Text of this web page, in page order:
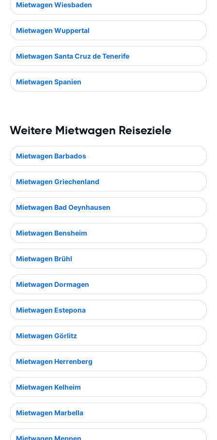
Mietwagen Wiesbaden
Mietwagen Wuppertal
Mietwagen Santa Cruz de Tenerife
Mietwagen Spanien
Weitere Mietwagen Reiseziele
Mietwagen Barbados
Mietwagen Griechenland
Mietwagen Bad Oeynhausen
Mietwagen Bensheim
Mietwagen Brühl
Mietwagen Dormagen
Mietwagen Estepona
Mietwagen Görlitz
Mietwagen Herrenberg
Mietwagen Kelheim
Mietwagen Marbella